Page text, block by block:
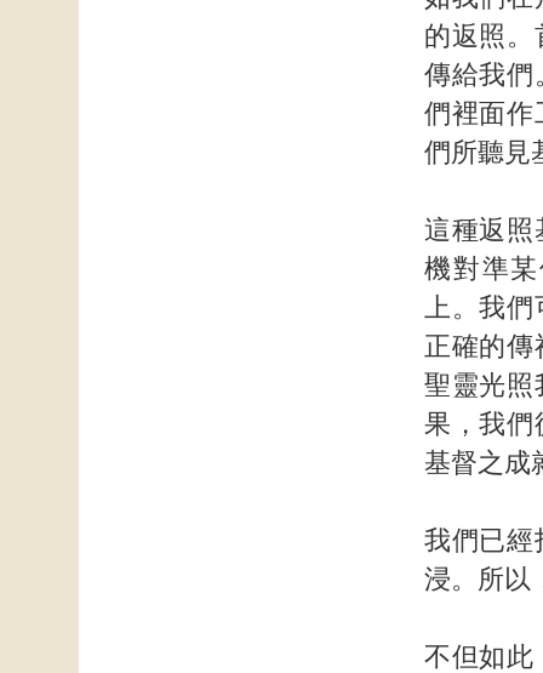
的返照。
傳給我們
們裡面作
們所聽見
這種返照
機對準
上。我們
正確的傳
聖靈光照
果，我們
基督之成
我們已經
浸。所以
不但如此